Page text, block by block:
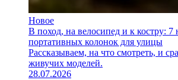
Новое
В поход, на велосипед и к костру: 7
портативных колонок для улицы
Рассказываем, на что смотреть, и
живучих моделей.
28.07.2026